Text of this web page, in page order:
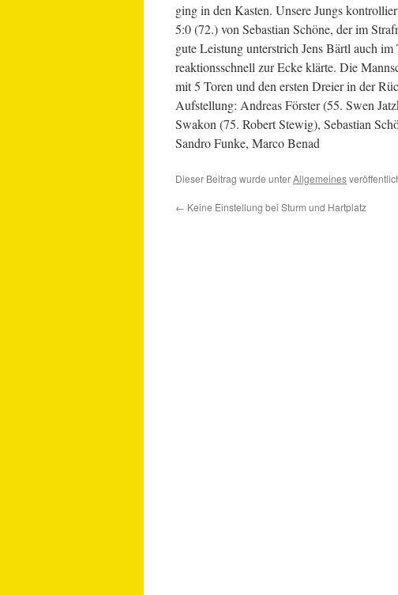
ging in den Kasten. Unsere Jungs
5:0 (72.) von Sebastian Schöne, der im
gute Leistung unterstrich Jens Bärtl auch
reaktionsschnell zur Ecke klärte. Die
mit 5 Toren und den ersten Dreier in der
Aufstellung: Andreas Förster (55. Swen
Swakon (75. Robert Stewig), Sebastian
Sandro Funke, Marco Benad
Dieser Beitrag wurde unterAllgemeines
← Keine Einstellung bei Sturm und Hartplatz